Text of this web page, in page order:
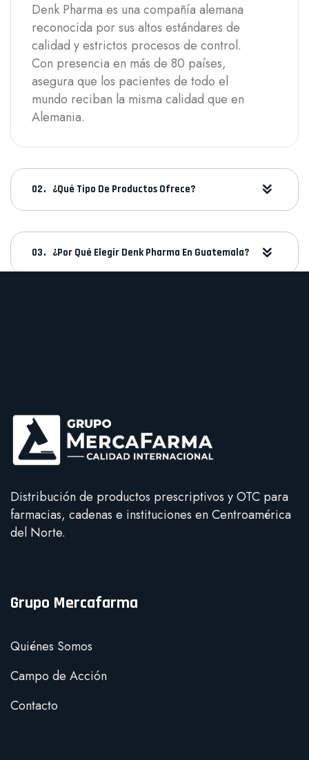
Denk Pharma es una compañía alemana
reconocida por sus altos estándares de
calidad y estrictos procesos de control.
Con presencia en más de 80 países,
asegura que los pacientes de todo el
mundo reciban la misma calidad que en
Alemania.
¿Qué Tipo De Productos Ofrece?
¿Por Qué Elegir Denk Pharma En Guatemala?
Distribución de productos prescriptivos y OTC para
farmacias, cadenas e instituciones en Centroamérica
del Norte.
Grupo Mercafarma
Quiénes Somos
Campo de Acción
Contacto